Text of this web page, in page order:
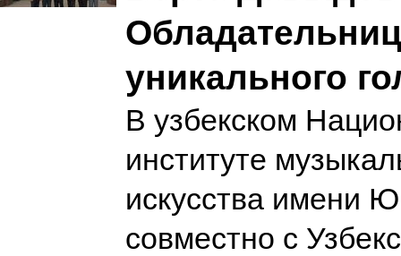
уникального
В узбекском
институте
искусства имени
совместно с